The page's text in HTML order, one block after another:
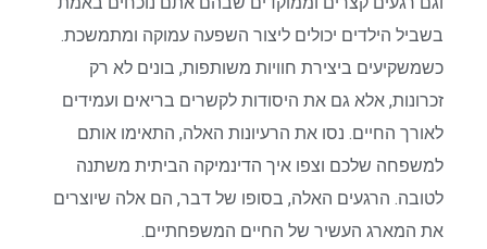
בשביל הילדים יכולים ליצור השפעה עמוקה ומתמשכת.
כשמשקיעים ביצירת חוויות משותפות, בונים לא רק
זכרונות, אלא גם את היסודות לקשרים בריאים ועמידים
לאורך החיים. נסו את הרעיונות האלה, התאימו אותם
למשפחה שלכם וצפו איך הדינמיקה הביתית משתנה
לטובה. הרגעים האלה, בסופו של דבר, הם אלה שיוצרים
את המארג העשיר של החיים המשפחתיים.